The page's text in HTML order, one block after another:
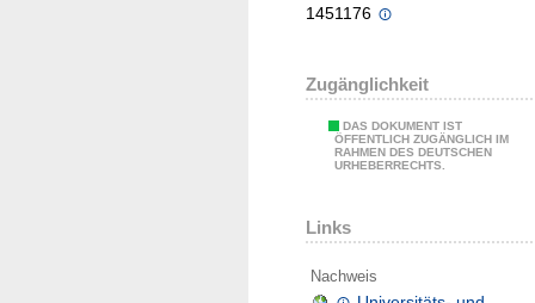
1451176
Zugänglichkeit
DAS DOKUMENT IST
ÖFFENTLICH ZUGÄNGLICH IM
RAHMEN DES DEUTSCHEN
URHEBERRECHTS.
Links
Nachweis